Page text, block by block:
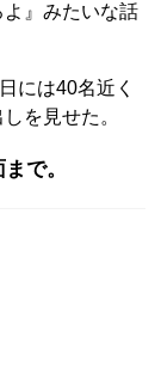
』みたいな話
には40名近く
を見せた。
で。